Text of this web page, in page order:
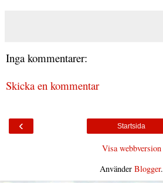
Inga kommentarer:
Skicka en kommentar
‹ Startsida
Visa webbversion
Använder Blogger.